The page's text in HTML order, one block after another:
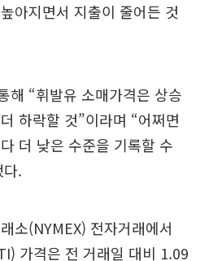
아지면서 지출이 줄어든 것
해 “휘발유 소매가격은 상승
하락할 것”이라며 “어쩌면
더 낮은 수준을 기록할 수
.
소(NYMEX) 전자거래에서
가격은 전 거래일 대비 1.09